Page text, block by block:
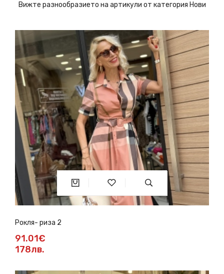
Вижте разнообразието на артикули от категория Нови
Рокля- риза 2
91.01€
178лв.